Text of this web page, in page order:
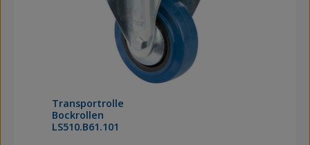
Transportrolle
Bockrollen
LS510.B61.101